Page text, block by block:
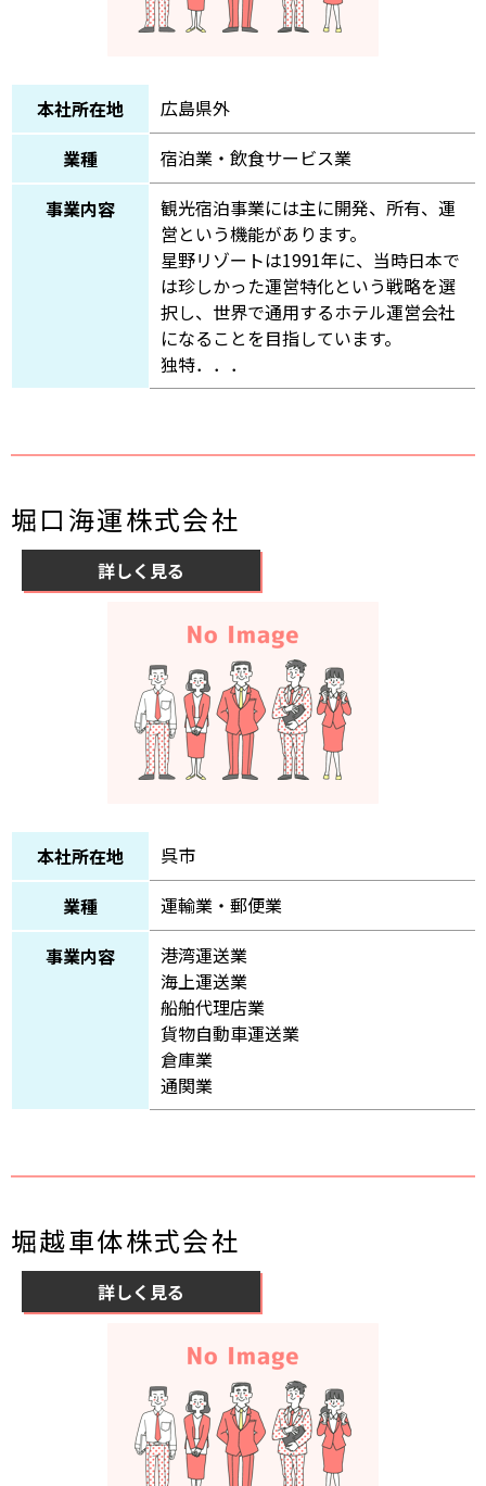
本社所在地
広島県外
業種
宿泊業・飲食サービス業
事業内容
観光宿泊事業には主に開発、所有、運
営という機能があります。
星野リゾートは1991年に、当時日本で
は珍しかった運営特化という戦略を選
択し、世界で通用するホテル運営会社
になることを目指しています。
独特．．．
堀口海運株式会社
詳しく見る
本社所在地
呉市
業種
運輸業・郵便業
事業内容
港湾運送業
海上運送業
船舶代理店業
貨物自動車運送業
倉庫業
通関業
堀越車体株式会社
詳しく見る